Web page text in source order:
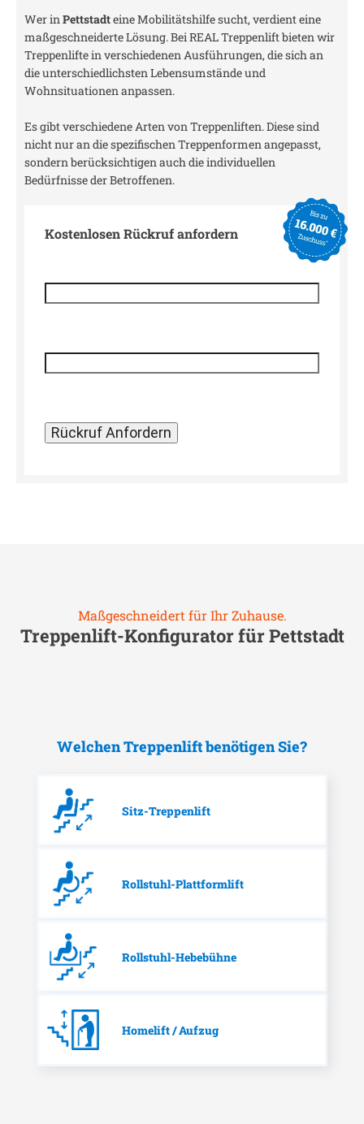
Wer inPettstadteine Mobilitätshilfe sucht, verdient eine
maßgeschneiderte Lösung. Bei REAL Treppenlift bieten wir
Treppenlifte in verschiedenen Ausführungen, die sich an
die unterschiedlichsten Lebensumstände und
Wohnsituationen anpassen.
Es gibt verschiedene Arten von Treppenliften. Diese sind
nicht nur an die spezifischen Treppenformen angepasst,
sondern berücksichtigen auch die individuellen
Bedürfnisse der Betroffenen.
Kostenlosen Rückruf anfordern
Maßgeschneidert für Ihr Zuhause.
Treppenlift-Konfigurator fürPettstadt
Welchen Treppenlift benötigen Sie?
Sitz-Treppenlift
Rollstuhl-Plattformlift
Rollstuhl-Hebebühne
Homelift / Aufzug